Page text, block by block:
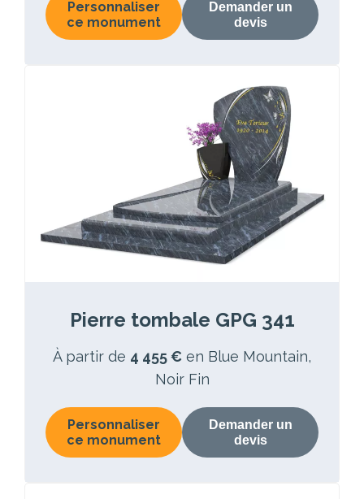
Personnaliser
ce monument
Demander un
devis
Pierre tombale GPG 341
À partir de 4 455 € en Blue Mountain,
Noir Fin
Personnaliser
ce monument
Demander un
devis